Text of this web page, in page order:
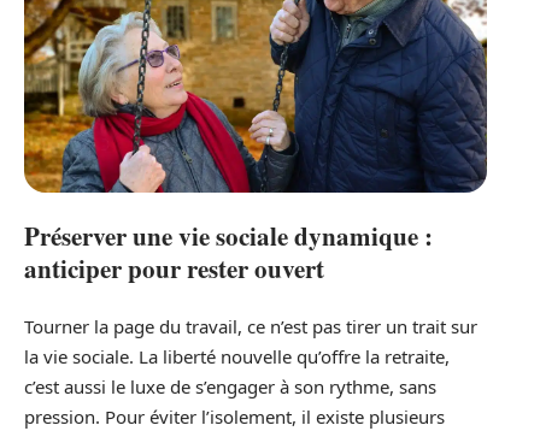
Préserver une vie sociale dynamique :
anticiper pour rester ouvert
Tourner la page du travail, ce n’est pas tirer un trait sur
la vie sociale. La liberté nouvelle qu’offre la retraite,
c’est aussi le luxe de s’engager à son rythme, sans
pression. Pour éviter l’isolement, il existe plusieurs